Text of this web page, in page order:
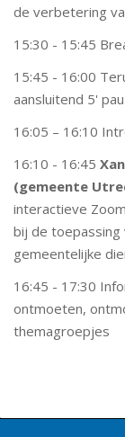
de verbetering
15:30 - 15:45
15:45 - 16:00
aansluitend 5'
16:05 – 16:10
16:10 - 16:45
(gemeente
interactieve
bij de toepassing
gemeentelijke
16:45 - 17:30
ontmoeten,
themagroepjes